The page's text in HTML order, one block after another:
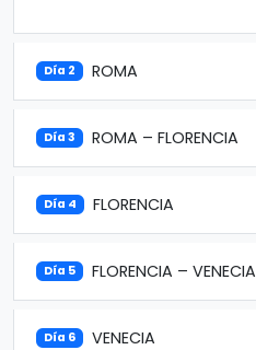
Día 2 ROMA
Día 3 ROMA – FLORENCIA
Día 4 FLORENCIA
Día 5 FLORENCIA – VENECIA
Día 6 VENECIA